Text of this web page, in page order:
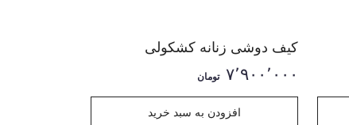
کیف دوشی زنانه کشکولی
۷٬۹۰۰٬۰۰۰ تومان
افزودن به سبد خرید